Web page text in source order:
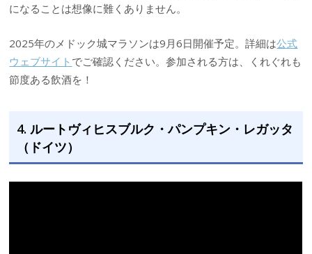
になることは想像に難くありません。
2025年のメドック城マラソンは9月6日開催予定。詳細は公式
ウェブサイト でご確認ください。参加される方は、くれぐれも
節度ある飲酒を！
4. ルートヴィヒスブルク・パンプキン・レガッタ
（ドイツ）